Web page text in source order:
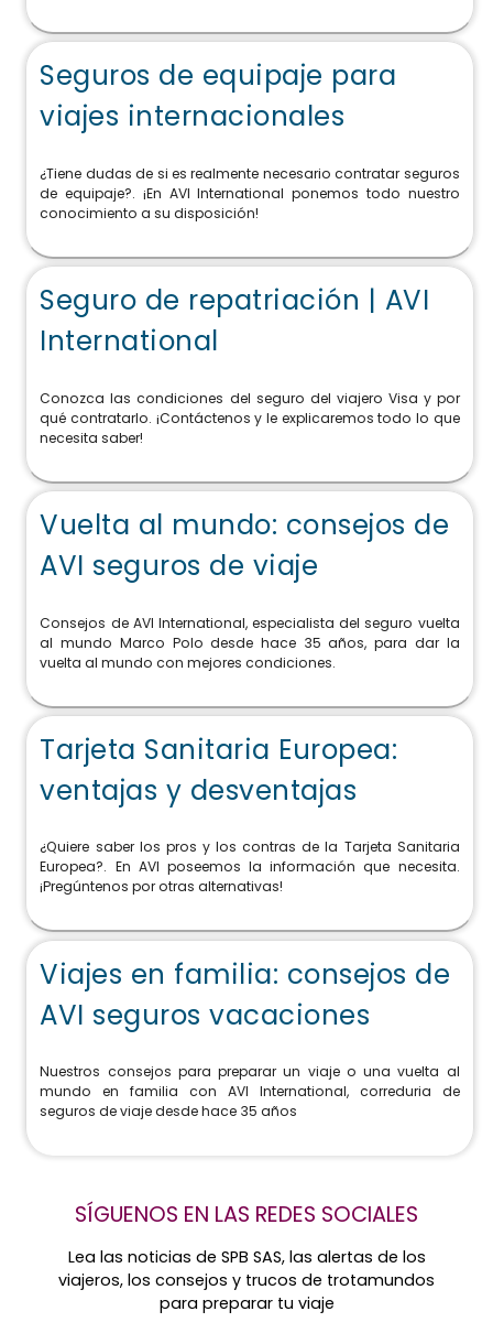
Seguros de equipaje para
viajes internacionales
¿Tiene dudas de si es realmente necesario contratar seguros
de equipaje?. ¡En AVI International ponemos todo nuestro
conocimiento a su disposición!
Seguro de repatriación | AVI
International
Conozca las condiciones del seguro del viajero Visa y por
qué contratarlo. ¡Contáctenos y le explicaremos todo lo que
necesita saber!
Vuelta al mundo: consejos de
AVI seguros de viaje
Consejos de AVI International, especialista del seguro vuelta
al mundo Marco Polo desde hace 35 años, para dar la
vuelta al mundo con mejores condiciones.
Tarjeta Sanitaria Europea:
ventajas y desventajas
¿Quiere saber los pros y los contras de la Tarjeta Sanitaria
Europea?. En AVI poseemos la información que necesita.
¡Pregúntenos por otras alternativas!
Viajes en familia: consejos de
AVI seguros vacaciones
Nuestros consejos para preparar un viaje o una vuelta al
mundo en familia con AVI International, correduria de
seguros de viaje desde hace 35 años
SÍGUENOS EN LAS REDES SOCIALES
Lea las noticias de SPB SAS, las alertas de los
viajeros, los consejos y trucos de trotamundos
para preparar tu viaje